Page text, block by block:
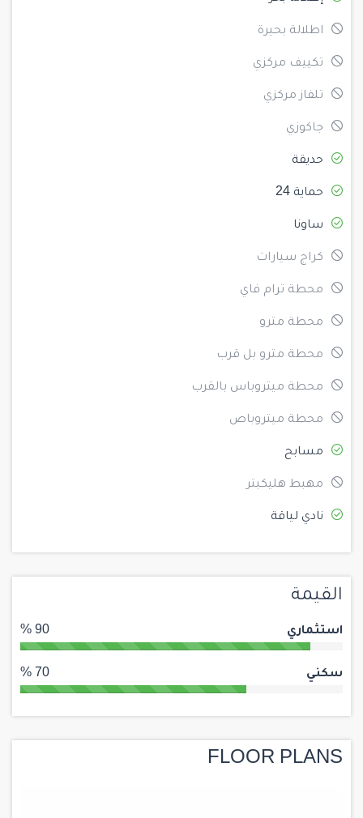
اطلالة بحيرة
تكييف مركزي
تلفاز مركزي
جاكوزي
حديقة
حماية 24
ساونا
كراج سيارات
محطة ترام فاي
محطة مترو
محطة مترو بل قرب
محطة ميتروباس بالقرب
محطة ميتروباص
مسابح
مهبط هليكبتر
نادي لياقة
القيمة
استثماري 90 %
سكني 70 %
FLOOR PLANS